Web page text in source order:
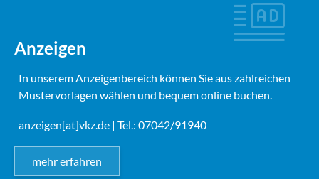
Anzeigen
In unserem Anzeigenbereich können Sie aus zahlreichen
Mustervorlagen wählen und bequem online buchen.
anzeigen[at]vkz.de | Tel.: 07042/91940
mehr erfahren